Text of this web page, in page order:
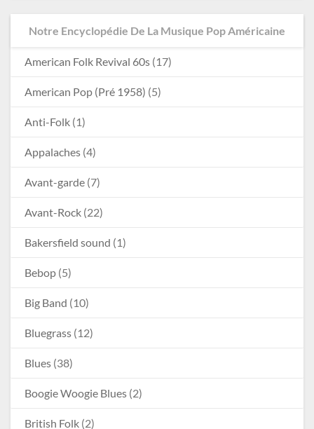
Notre Encyclopédie De La Musique Pop Américaine
American Folk Revival 60s (17)
American Pop (Pré 1958) (5)
Anti-Folk (1)
Appalaches (4)
Avant-garde (7)
Avant-Rock (22)
Bakersfield sound (1)
Bebop (5)
Big Band (10)
Bluegrass (12)
Blues (38)
Boogie Woogie Blues (2)
British Folk (2)